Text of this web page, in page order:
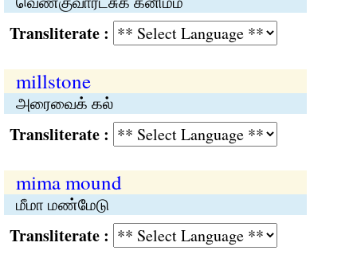
:
millstone
அரைவைக் கல்
:
mima mound
மீமா மண்மேடு
: